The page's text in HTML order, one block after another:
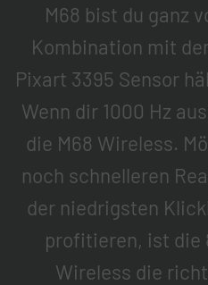
M68 bist du ganz
Kombination mit
Pixart 3395 Sensor
Wenn dir 1000 Hz
die M68 Wireless.
noch schnelleren
der niedrigsten
profitieren, ist die
Wireless die